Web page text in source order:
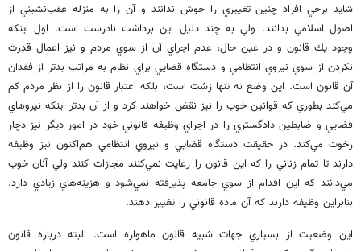
شايد برخي افراد چنين تغييري را خوش ندانند و آن را به منزله عقب‌نشيني از
اصول اسلامي بدانند. ولي به چند دليل اين برداشت نادرست است. اول اينكه
وجود يك قانون و در عين حال، عدم اجراي آن از سوي مردم و نيز اعمال قدرت
نكردن از سوي نيروي انتظامي و دستگاه قضايي براي نظام به مراتب بدتر از فقدان
آن قانون است. اين وضع نه تنها زشت است، بلكه اعتبار قانون را از نظر مردم كم
مي‌كند بطوري كه قوانين خوب را نيز نقض خواهند كرد و از آن بدتر اينكه نيروهاي
قضايي و ضابطين دادگستري را در اجراي وظيفه قانوني خود در امور ديگر نيز دچار
رخوت مي‌كند. در حقيقت دستگاه قضايي و نيروي انتظامي هم‌اكنون نيز وظيفه
دارند تا تمام زناني را كه اين قانون را رعايت نمي‌كنند مجازات كنند ولي آنان خوب
مي‌دانند كه اين اقدام از سوي جامعه پذيرفته نمي‌شود و هزينه‌هاي زيادي دارد.
بنابراين وظيفه دارند كه آن ماده قانوني را تغيير دهند.
اين وضعيت از بسياري جهات شبيه قانون ماهواره است. البته درباره قانون